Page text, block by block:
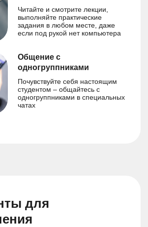
Читайте и смотрите лекции,
выполняйте практические
задания в любом месте, даже
если под рукой нет компьютера
Общение с
одногруппниками
Почувствуйте себя настоящим
студентом – общайтесь с
одногруппниками в специальных
чатах
для